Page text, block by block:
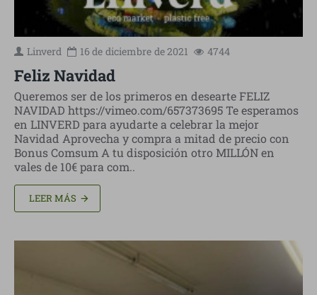
Linverd 16 de diciembre de 2021 4744
Feliz Navidad
Queremos ser de los primeros en desearte FELIZ
NAVIDAD https://vimeo.com/657373695 Te esperamos
en LINVERD para ayudarte a celebrar la mejor
Navidad Aprovecha y compra a mitad de precio con
Bonus Comsum A tu disposición otro MILLÓN en
vales de 10€ para com..
LEER MÁS